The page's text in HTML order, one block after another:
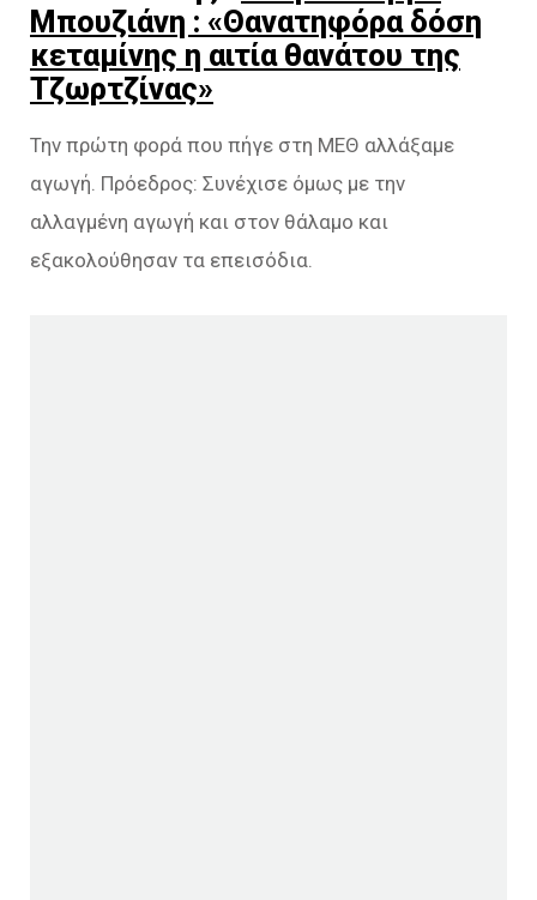
Μπουζιάνη : «Θανατηφόρα δόση
κεταμίνης η αιτία θανάτου της
Τζωρτζίνας»
Την πρώτη φορά που πήγε στη ΜΕΘ αλλάξαμε
αγωγή. Πρόεδρος: Συνέχισε όμως με την
αλλαγμένη αγωγή και στον θάλαμο και
εξακολούθησαν τα επεισόδια.